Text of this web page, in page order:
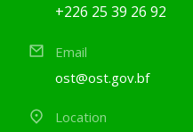
+226 25 39 26 92
Email
ost@ost.gov.bf
Location